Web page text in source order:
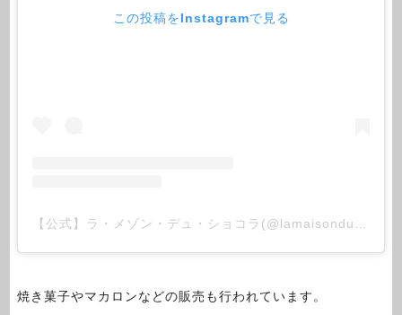
この投稿をInstagramで見る
焼き菓子やマカロンなどの販売も行われています。